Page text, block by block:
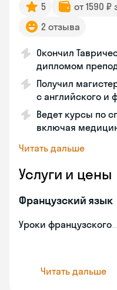
5 от 1590 ₽
2 отзыва
Окончил
дипломом
Получил
с английского и
Ведет курсы по
включая
Читать дальше
Услуги и цены
Французский язык
Уроки французского
Читать дальше